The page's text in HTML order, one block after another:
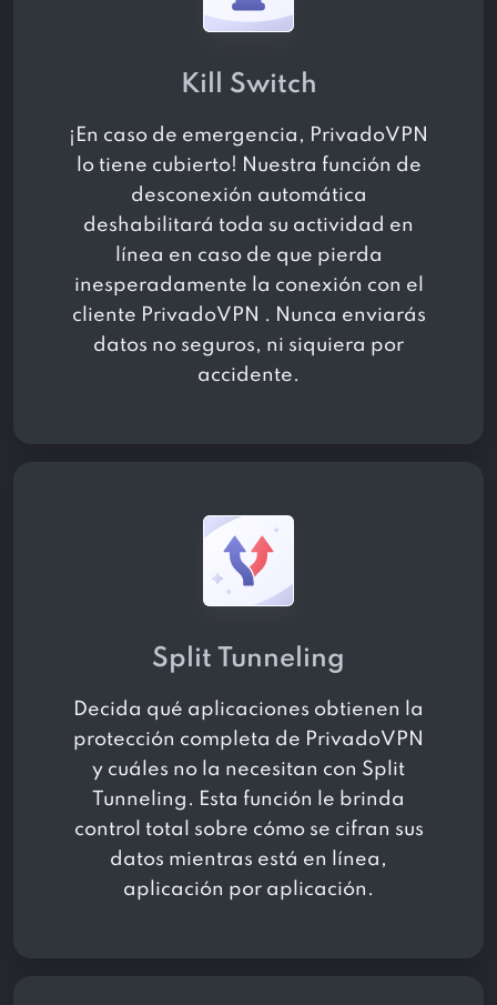
Kill Switch
¡En caso de emergencia, PrivadoVPN
lo tiene cubierto! Nuestra función de
desconexión automática
deshabilitará toda su actividad en
línea en caso de que pierda
inesperadamente la conexión con el
cliente PrivadoVPN . Nunca enviarás
datos no seguros, ni siquiera por
accidente.
Split Tunneling
Decida qué aplicaciones obtienen la
protección completa de PrivadoVPN
y cuáles no la necesitan con Split
Tunneling. Esta función le brinda
control total sobre cómo se cifran sus
datos mientras está en línea,
aplicación por aplicación.